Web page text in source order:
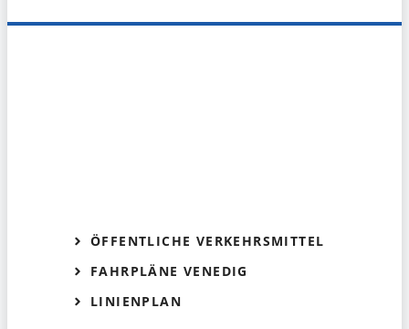
ÖFFENTLICHE VERKEHRSMITTEL
FAHRPLÄNE VENEDIG
LINIENPLAN